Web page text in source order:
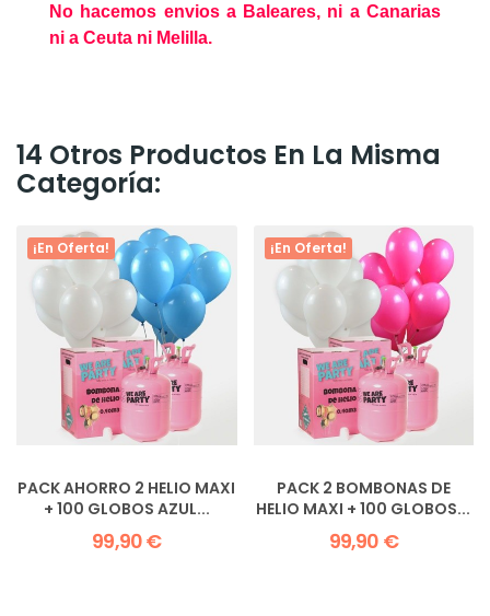
No hacemos envios a Baleares, ni a Canarias
ni a Ceuta ni Melilla.
14 Otros Productos En La Misma
Categoría:
¡En Oferta!
PACK AHORRO 2 HELIO MAXI
+ 100 GLOBOS AZUL...
99,90 €
¡En Oferta!
PACK 2 BOMBONAS DE
HELIO MAXI + 100 GLOBOS...
99,90 €